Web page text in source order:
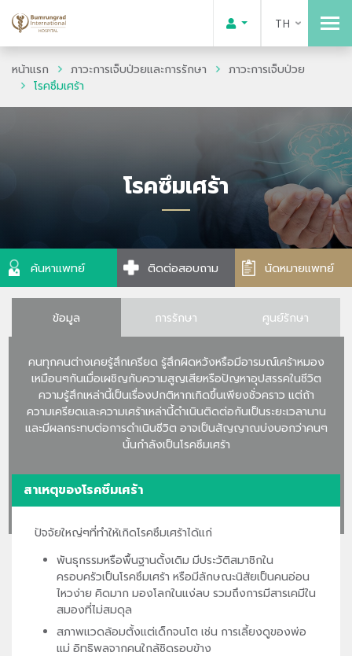
TH
หน้าแรก ภาวะการเจ็บป่วยและการรักษา
ภาวะการเจ็บป่วย
โรคซึมเศร้า
โรคซึมเศร้า
ค้นหาแพทย์ ติดต่อสอบถาม นัดหมายแพทย์
ข้อมูล การรักษา ศูนย์รักษา
คนทุกคนต่างเคยรู้สึกเครียด รู้สึกผิดหวังหรือมีอารมณ์เศร้าหมอง
เหมือนๆกันเมื่อเผชิญกับความสูญเสียหรือปัญหาอุปสรรคในชีวิต
ความรู้สึกเหล่านี้เป็นเรื่องปกติหากเกิดขึ้นเพียงชั่วคราว แต่ถ้า
ความเครียดและความเศร้าเหล่านี้ดำเนินติดต่อกันเป็นระยะเวลานาน
และมีผลกระทบต่อการดำเนินชีวิต อาจเป็นสัญญาณบ่งบอกว่าคนๆ
นั้นกำลังเป็นโรคซึมเศร้า
สาเหตุของโรคซึมเศร้า
ปัจจัยใหญ่ๆที่ทำให้เกิดโรคซึมเศร้าได้แก่
พันธุกรรมหรือพื้นฐานดั้งเดิม มีประวัติสมาชิกใน
ครอบครัวเป็นโรคซึมเศร้า หรือมีลักษณะนิสัยเป็นคนอ่อน
ไหวง่าย คิดมาก มองโลกในแง่ลบ รวมถึงการมีสารเคมีใน
สมองที่ไม่สมดุล
สภาพแวดล้อมตั้งแต่เด็กจนโต เช่น การเลี้ยงดูของพ่อ
แม่ อิทธิพลจากคนใกล้ชิดรอบข้าง